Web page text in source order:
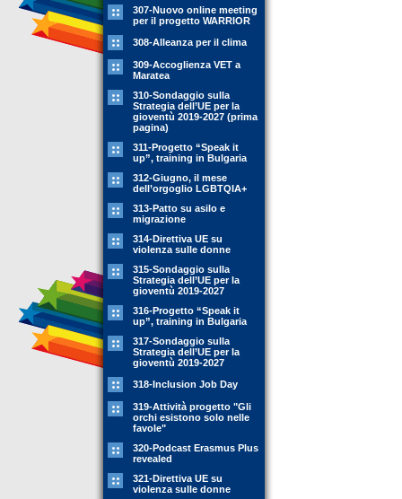
307-Nuovo online meeting
per il progetto WARRIOR
308-Alleanza per il clima
309-Accoglienza VET a
Maratea
310-Sondaggio sulla
Strategia dell’UE per la
gioventù 2019-2027 (prima
pagina)
311-Progetto “Speak it
up”, training in Bulgaria
312-Giugno, il mese
dell’orgoglio LGBTQIA+
313-Patto su asilo e
migrazione
314-Direttiva UE su
violenza sulle donne
315-Sondaggio sulla
Strategia dell’UE per la
gioventù 2019-2027
316-Progetto “Speak it
up”, training in Bulgaria
317-Sondaggio sulla
Strategia dell’UE per la
gioventù 2019-2027
318-Inclusion Job Day
319-Attività progetto "Gli
orchi esistono solo nelle
favole"
320-Podcast Erasmus Plus
revealed
321-Direttiva UE su
violenza sulle donne